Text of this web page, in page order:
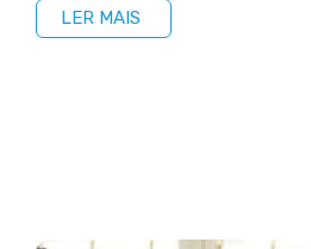
LER MAIS